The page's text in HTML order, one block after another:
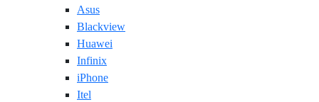
Asus
Blackview
Huawei
Infinix
iPhone
Itel